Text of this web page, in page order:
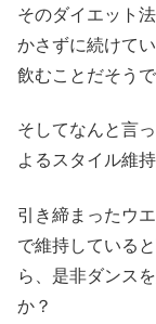
そのダイエット
かさずに続けて
飲むことだそうで
そしてなんと言
よるスタイル維
引き締まったウ
で維持している
ら、是非ダンス
か？